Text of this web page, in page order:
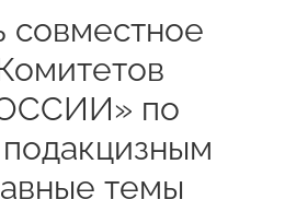
совместное
по
темы